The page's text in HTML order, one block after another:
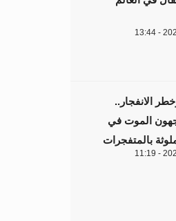
الانفجار..
الموت في
بالمتفجرات